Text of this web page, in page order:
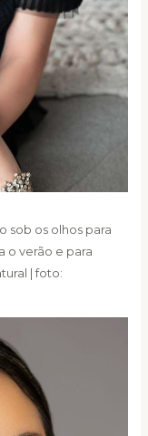
sob os olhos para
o verão e para
| foto: